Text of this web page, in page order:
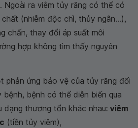
Ngoài ra viêm tủy răng có thể có
(nhiễm độc chì, thủy ngân...),
chấn, thay đổi áp suất môi
hợp không tìm thấy nguyên
phản ứng bảo vệ của tủy răng đối
bệnh có thể diễn biến qua
dạng thương tổn khác nhau: viêm
(tiền tủy viêm),